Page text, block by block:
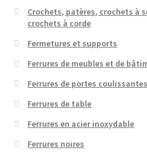
Crochets, patères, crochets à
crochets à corde
Fermetures et supports
Ferrures de meubles et de
Ferrures de portes coulissantes
Ferrures de table
Ferrures en acier inoxydable
Ferrures noires